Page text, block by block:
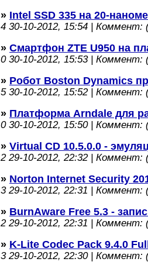
» Intel SSD 335 на 20-
4 30-10-2012, 15:54 | Коммент:
» Смартфон ZTE U950 на
030-10-2012, 15:53 | Коммент:
» Робот Boston Dynamics
530-10-2012, 15:52 | Коммент:
» Платформа Arndale для
030-10-2012, 15:50 | Коммент:
» Virtual CD 10.5.0.0 -
229-10-2012, 22:32 | Коммент:
» Norton Internet Security
329-10-2012, 22:31 | Коммент:
» BurnAware Free 5.3 -
229-10-2012, 22:31 | Коммент:
» K-Lite Codec Pack 9.4.0
329-10-2012, 22:30 | Коммент: